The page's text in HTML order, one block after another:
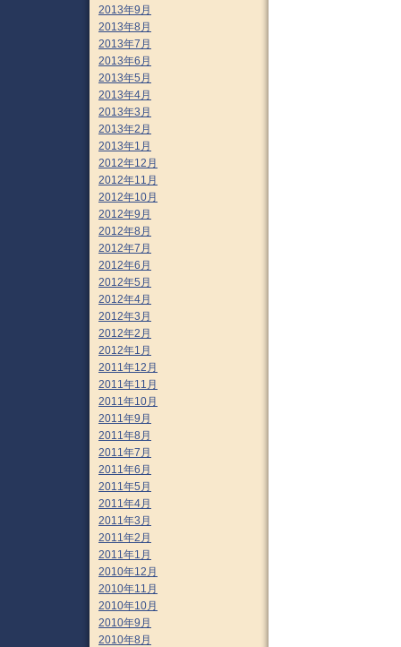
2013年9月
2013年8月
2013年7月
2013年6月
2013年5月
2013年4月
2013年3月
2013年2月
2013年1月
2012年12月
2012年11月
2012年10月
2012年9月
2012年8月
2012年7月
2012年6月
2012年5月
2012年4月
2012年3月
2012年2月
2012年1月
2011年12月
2011年11月
2011年10月
2011年9月
2011年8月
2011年7月
2011年6月
2011年5月
2011年4月
2011年3月
2011年2月
2011年1月
2010年12月
2010年11月
2010年10月
2010年9月
2010年8月